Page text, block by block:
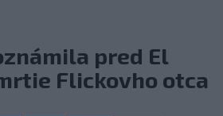
pred El
Flickovho otca